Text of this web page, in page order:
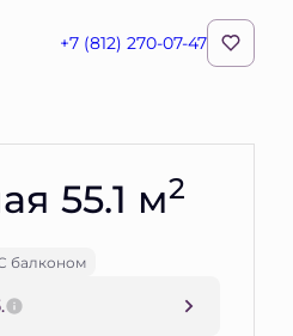
+7 (812) 270-07-47
Забронировать
55.1 м2
балконом